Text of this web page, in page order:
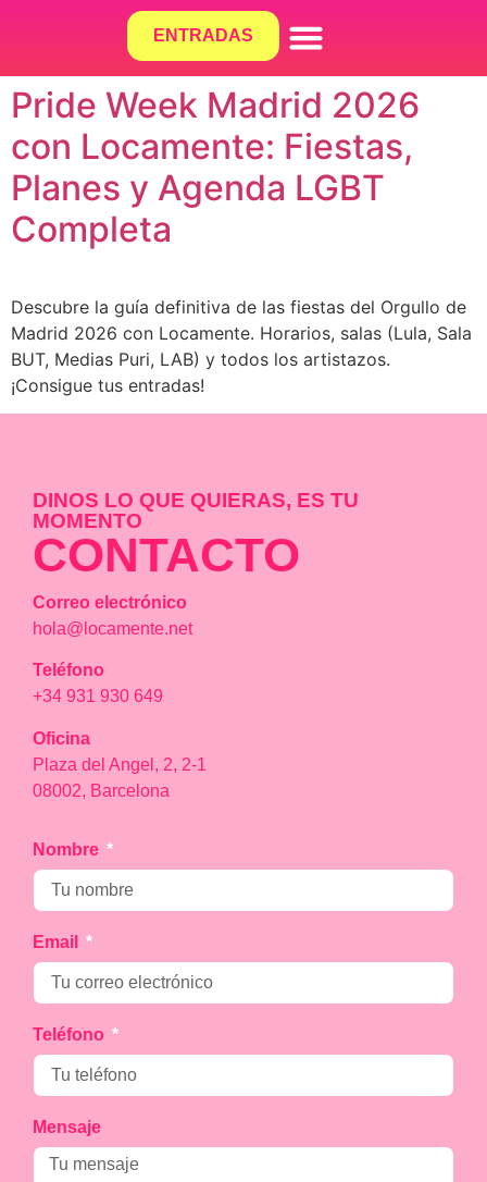
ENTRADAS
Pride Week Madrid 2026
con Locamente: Fiestas,
Planes y Agenda LGBT
Completa
Descubre la guía definitiva de las fiestas del Orgullo de
Madrid 2026 con Locamente. Horarios, salas (Lula, Sala
BUT, Medias Puri, LAB) y todos los artistazos.
¡Consigue tus entradas!
DINOS LO QUE QUIERAS, ES TU
MOMENTO
CONTACTO
Correo electrónico
hola@locamente.net
Teléfono
+34 931 930 649
Oficina
Plaza del Angel, 2, 2-1
08002, Barcelona
Nombre
Email
Teléfono
Mensaje